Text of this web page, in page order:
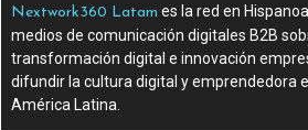
Nextwork360 Latam es la red en
medios de comunicación digitales B2B
transformación digital e innovación
difundir la cultura digital y emprendedora
América Latina.